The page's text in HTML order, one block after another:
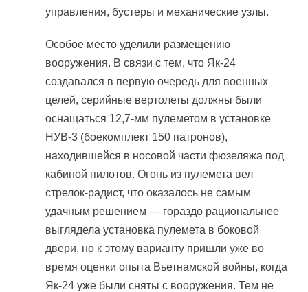
управления, бустеры и механические узлы.
Особое место уделили размещению
вооружения. В связи с тем, что Як-24
создавался в первую очередь для военных
целей, серийные вертолеты должны были
оснащаться 12,7-мм пулеметом в установке
НУВ-3 (боекомплект 150 патронов),
находившейся в носовой части фюзеляжа под
кабиной пилотов. Огонь из пулемета вел
стрелок-радист, что оказалось не самым
удачным решением — гораздо рациональнее
выглядела установка пулемета в боковой
двери, но к этому варианту пришли уже во
время оценки опыта Вьетнамской войны, когда
Як-24 уже были сняты с вооружения. Тем не